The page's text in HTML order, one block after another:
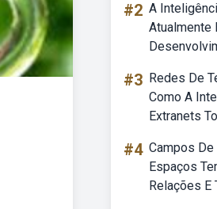
#2 A
Atualmente
#3 Redes De
Como A
Extranets
#4 Campos
Espaços
Relações E